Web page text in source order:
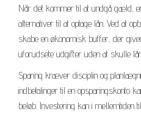
Når det kommer til at undgå gæld,
alternativer til at optage lån. Ved at
skabe en økonomisk buffer, der
uforudsete udgifter uden at skulle
Sparing kræver disciplin og
indbetalinger til en opsparingskonto
beløb. Investering kan i mellemtiden